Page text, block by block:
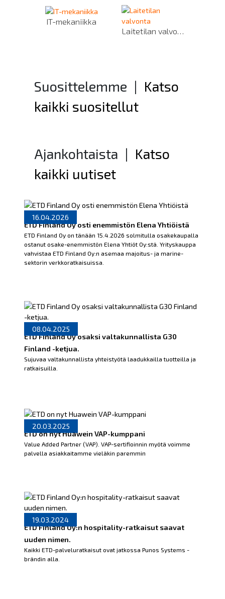
IT-mekaniikka
Laitetilan valvonta
Suosittelemme | Katso
kaikki suositellut
Ajankohtaista | Katso
kaikki uutiset
16.04.2026
ETD Finland Oy osti enemmistön Elena Yhtiöistä
ETD Finland Oy on tänään 15.4.2026 solmitulla osakekaupalla
ostanut osake-enemmistön Elena Yhtiöt Oy:stä. Yrityskauppa
vahvistaa ETD Finland Oy:n asemaa majoitus- ja marine-
sektorin verkkoratkaisuissa.
08.04.2025
ETD Finland Oy osaksi valtakunnallista G30
Finland -ketjua.
Sujuvaa valtakunnallista yhteistyötä laadukkailla tuotteilla ja
ratkaisuilla.
20.03.2025
ETD on nyt Huawein VAP-kumppani
Value Added Partner (VAP). VAP-sertifioinnin myötä voimme
palvella asiakkaitamme vieläkin paremmin
19.03.2024
ETD Finland Oy:n hospitality-ratkaisut saavat
uuden nimen.
Kaikki ETD-palveluratkaisut ovat jatkossa Punos Systems -
brändin alla.